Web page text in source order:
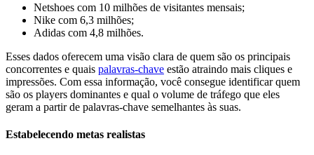
Netshoes com 10 milhões de visitantes mensais;
Nike com 6,3 milhões;
Adidas com 4,8 milhões.
Esses dados oferecem uma visão clara de quem são os principais
concorrentes e quais palavras-chave estão atraindo mais cliques e
impressões. Com essa informação, você consegue identificar quem
são os players dominantes e qual o volume de tráfego que eles
geram a partir de palavras-chave semelhantes às suas.
Estabelecendo metas realistas